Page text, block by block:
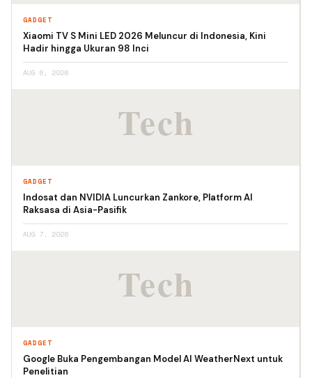
GADGET
Xiaomi TV S Mini LED 2026 Meluncur di Indonesia, Kini
Hadir hingga Ukuran 98 Inci
AUG 6, 2026
GADGET
Indosat dan NVIDIA Luncurkan Zankore, Platform AI
Raksasa di Asia-Pasifik
AUG 7, 2026
GADGET
Google Buka Pengembangan Model AI WeatherNext untuk
Penelitian